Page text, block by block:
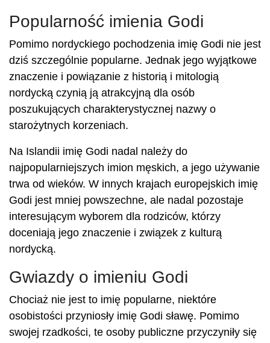
Popularność imienia Godi
Pomimo nordyckiego pochodzenia imię Godi nie jest
dziś szczególnie popularne. Jednak jego wyjątkowe
znaczenie i powiązanie z historią i mitologią
nordycką czynią ją atrakcyjną dla osób
poszukujących charakterystycznej nazwy o
starożytnych korzeniach.
Na Islandii imię Godi nadal należy do
najpopularniejszych imion męskich, a jego używanie
trwa od wieków. W innych krajach europejskich imię
Godi jest mniej powszechne, ale nadal pozostaje
interesującym wyborem dla rodziców, którzy
doceniają jego znaczenie i związek z kulturą
nordycką.
Gwiazdy o imieniu Godi
Chociaż nie jest to imię popularne, niektóre
osobistości przyniosły imię Godi sławę. Pomimo
swojej rzadkości, te osoby publiczne przyczyniły się